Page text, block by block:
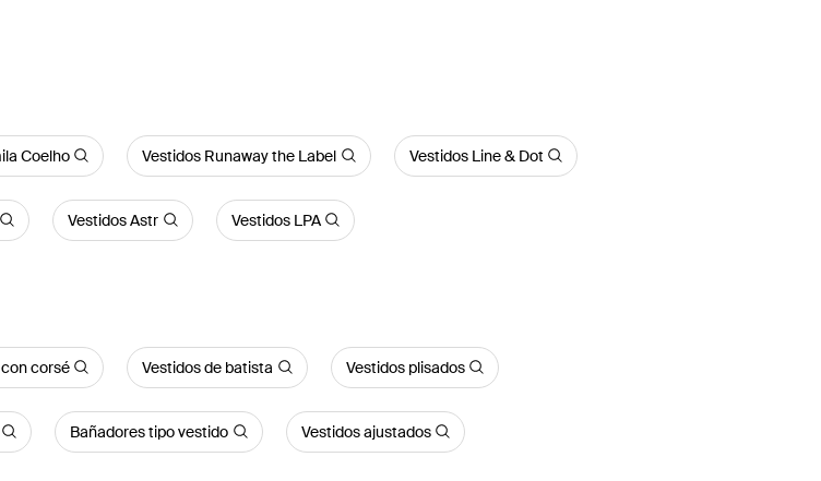
Coelho Vestidos Runaway the Label Vestidos Line & Dot
Vestidos Astr Vestidos LPA
corsé Vestidos de batista Vestidos plisados
Bañadores tipo vestido Vestidos ajustados